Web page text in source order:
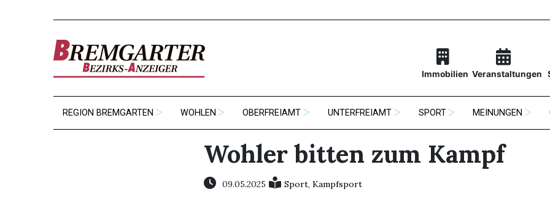
Immobilien Veranstaltungen
REGION BREMGARTEN WOHLEN OBERFREIAMT UNTERFREIAMT SPORT MEINUNGEN
Wohler bitten zum Kampf
09.05.2025 Sport, Kampfsport